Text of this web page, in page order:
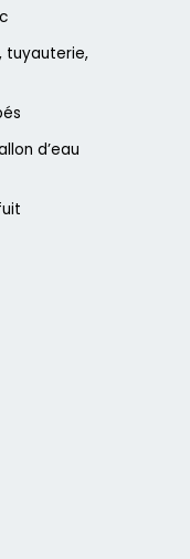
tuyauterie,
d’eau